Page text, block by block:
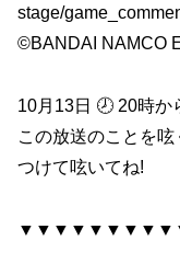
stage/
©BANDAI NAMCO
10月13日 🕗 20時か
この放送のことを
つけて呟いてね!